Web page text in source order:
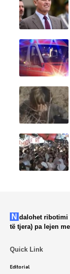
Ndalohet ribotimi i përmbajtjes (lajmeve dhe të gjitha shkrimeve
të tjera) pa lejen
Quick Link
Editorial